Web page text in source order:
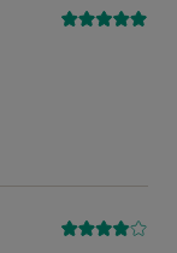
byl odstraněn